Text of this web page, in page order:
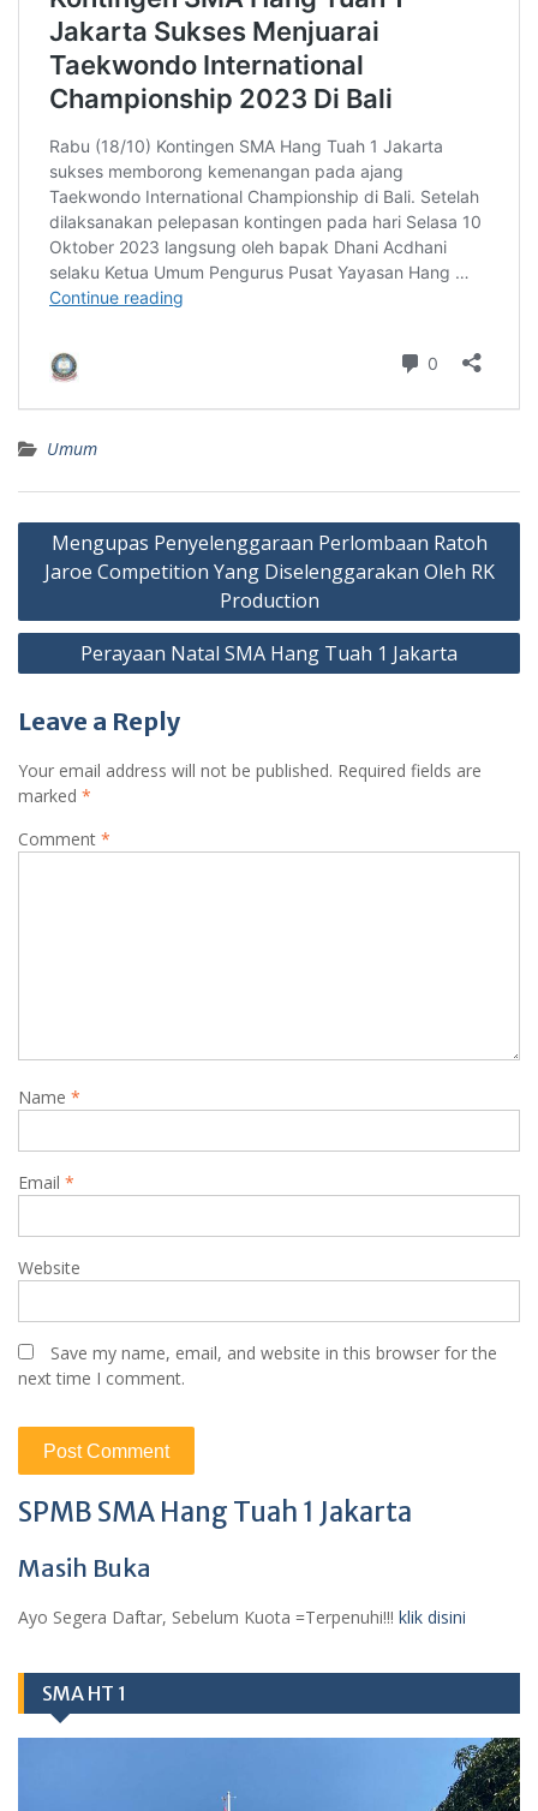
Umum
Post
navigation
Mengupas Penyelenggaraan Perlombaan Ratoh
Jaroe Competition Yang Diselenggarakan Oleh RK
Production
Perayaan Natal SMA Hang Tuah 1 Jakarta
Leave a Reply
Your email address will not be published. Required fields are
marked *
Comment *
Name *
Email *
Website
Save my name, email, and website in this browser for the
next time I comment.
SPMB SMA Hang Tuah 1 Jakarta
Masih Buka
Ayo Segera Daftar, Sebelum Kuota =Terpenuhi!!! klik disini
SMA HT 1